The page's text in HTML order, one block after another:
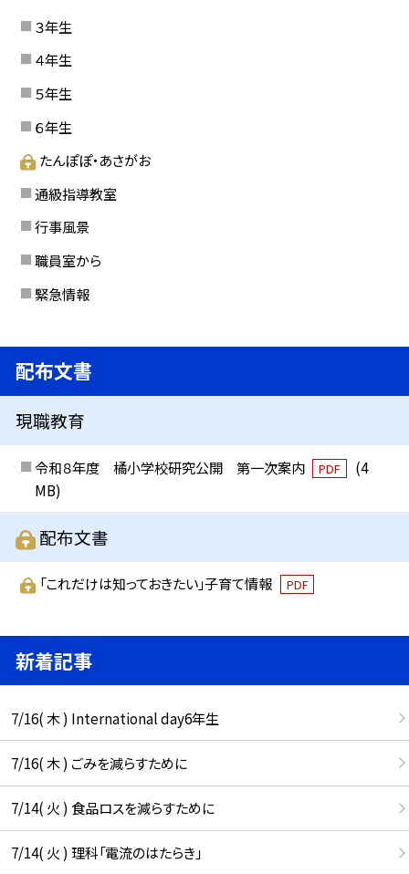
３年生
４年生
５年生
６年生
たんぽぽ・あさがお
通級指導教室
行事風景
職員室から
緊急情報
配布文書
現職教育
令和８年度 橘小学校研究公開 第一次案内 PDF
(4
MB)
配布文書
「これだけは知っておきたい」子育て情報 PDF
新着記事
7/16( 木 ) International day6年生
7/16( 木 ) ごみを減らすために
7/14( 火 ) 食品ロスを減らすために
7/14( 火 ) 理科「電流のはたらき」